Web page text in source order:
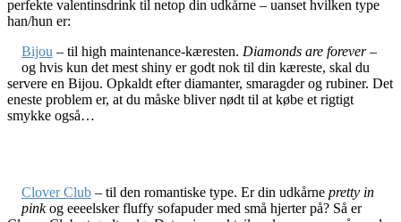
perfekte valentinsdrink til netop din udkårne – uanset hvilken type
han/hun er:
Bijou – til high maintenance-kæresten. Diamonds are forever–
og hvis kun det mest shiny er godt nok til din kæreste, skal du
servere en Bijou. Opkaldt efter diamanter, smaragder og rubiner. Det
eneste problem er, at du måske bliver nødt til at købe et rigtigt
smykke også…
Clover Club – til den romantiske type. Er din udkårne pretty in
pinkog eeeelsker fluffy sofapuder med små hjerter på? Så er